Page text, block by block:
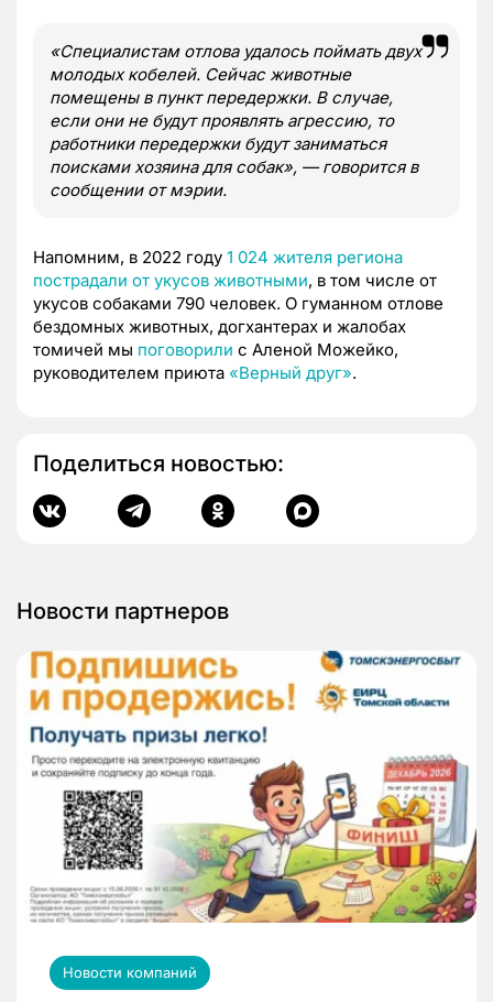
«Специалистам отлова удалось поймать двух
молодых кобелей. Сейчас животные
помещены в пункт передержки. В случае,
если они не будут проявлять агрессию, то
работники передержки будут заниматься
поисками хозяина для собак», — говорится в
сообщении от мэрии.
Напомним, в 2022 году 1 024 жителя региона
пострадали от укусов животными, в том числе от
укусов собаками 790 человек. О гуманном отлове
бездомных животных, догхантерах и жалобах
томичей мы поговорили с Аленой Можейко,
руководителем приюта «Верный друг».
Поделиться новостью:
Новости партнеров
Новости компаний